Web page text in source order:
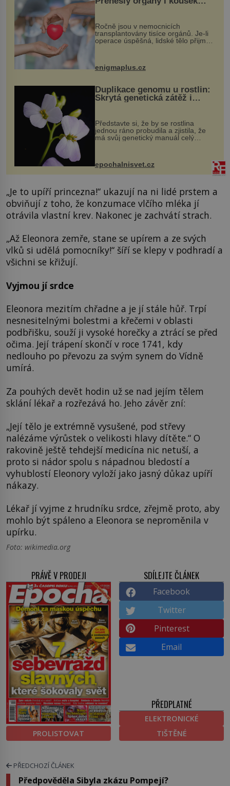
Ročně jsou v nemocnicích
transplantovány tisíce orgánů. Je-li
operace úspěšná, lidské tělo přijme
enigmaplus.cz
Duplikace genomu u rostlin:
Skrytá genetická zátěž i
Představte si, že by se rostlina
jednou ráno probudila a zjistila, že
má svůj genetický manuál celý
vstupenka...
epochalnisvet.cz
„Je to upíří princezna!“ ukazují na ni lidé prstem a
obviňují z toho, že konzumace vlčího mléka jí
otrávila vlastní krev. Nakonec je zachvátí strach.
„Až Eleonora zemře, stane se upírem a ze svých
vlků si udělá pomocníky!“ šíří se klepy v podhradí a
všichni se křižují.
Vyjmou jí srdce
Eleonora mezitím chřadne a je jí stále hůř. Trpí
nesnesitelnými bolestmi a křečemi v oblasti
podbřišku, souží ji vysoké horečky a ztrácí se před
očima. Její trápení skončí v roce 1741, kdy
nedlouho po převozu za svým synem do Vídně
umírá.
Za pouhých devět hodin už se nad jejím tělem
sklání lékař a rozřezává ho. Jeho závěr zní:
„Její tělo je extrémně vysušené, pod střevy
nalézáme výrůstek o velikosti hlavy dítěte.“ O
rakovině ještě tehdejší medicína nic netuší, a
proto si nádor spolu s nápadnou bledostí a
vyhublostí Eleonory vyloží jako jasný důkaz upíří
nákazy.
Lékař jí vyjme z hrudníku srdce, zřejmě proto, aby
mohlo být spáleno a Eleonora se neproměnila v
upírku.
Foto: wikimedia.org
PRÁVĚ V PRODEJI
PROLISTOVAT
SDÍLEJTE ČLÁNEK
Facebook
Twitter
Pinterest
Email
PŘEDPLATNÉ
ELEKTRONICKÉ
TIŠTĚNÉ
PŘEDCHOZÍ ČLÁNEK
Předpověděla Sibyla zkázu Pompejí?